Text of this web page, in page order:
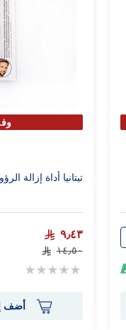
وفر
تيتانيا أداة إزالة
٩٫٤٣
١٤٫٥٠
Rating:
أضف